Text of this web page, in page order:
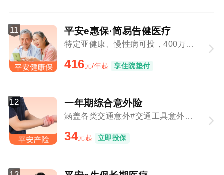
11 平安e惠保·简易告健医疗
特定亚健康、慢性病可投，400万保障总额
416元/年起 享住院垫付
12 一年期综合意外险
涵盖各类交通意外#交通工具意外与意外事故叠加赔付
34元起 立即投保